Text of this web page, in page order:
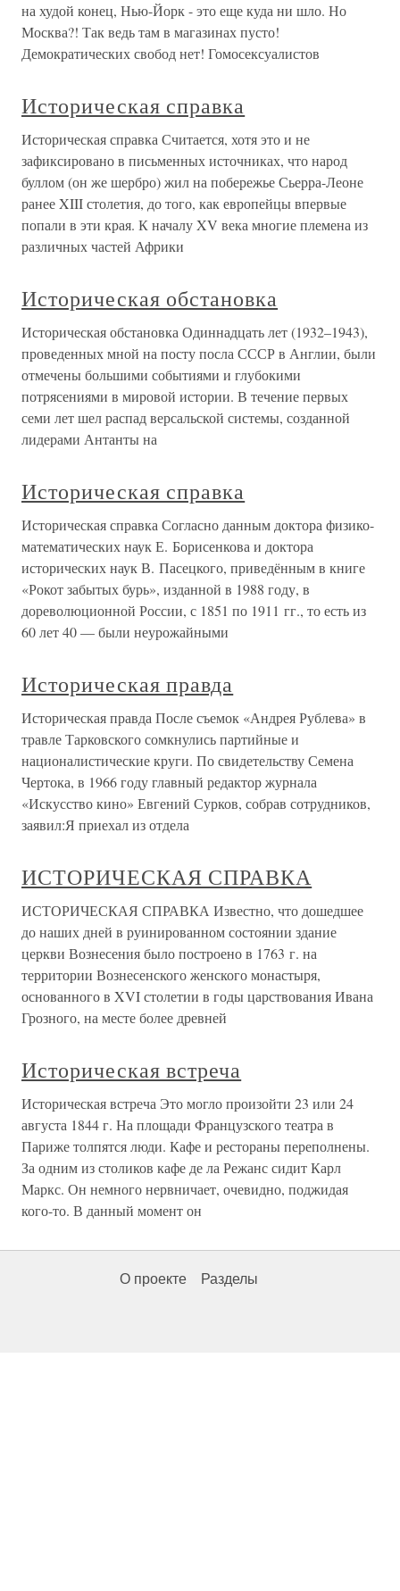
на худой конец, Нью-Йорк - это еще куда ни шло. Но
Москва?! Так ведь там в магазинах пусто!
Демократических свобод нет! Гомосексуалистов
Историческая справка
Историческая справка Считается, хотя это и не
зафиксировано в письменных источниках, что народ
буллом (он же шербро) жил на побережье Сьерра-Леоне
ранее XIII столетия, до того, как европейцы впервые
попали в эти края. К началу XV века многие племена из
различных частей Африки
Историческая обстановка
Историческая обстановка Одиннадцать лет (1932–1943),
проведенных мной на посту посла СССР в Англии, были
отмечены большими событиями и глубокими
потрясениями в мировой истории. В течение первых
семи лет шел распад версальской системы, созданной
лидерами Антанты на
Историческая справка
Историческая справка Согласно данным доктора физико-
математических наук Е. Борисенкова и доктора
исторических наук В. Пасецкого, приведённым в книге
«Рокот забытых бурь», изданной в 1988 году, в
дореволюционной России, с 1851 по 1911 гг., то есть из
60 лет 40 — были неурожайными
Историческая правда
Историческая правда После съемок «Андрея Рублева» в
травле Тарковского сомкнулись партийные и
националистические круги. По свидетельству Семена
Чертока, в 1966 году главный редактор журнала
«Искусство кино» Евгений Сурков, собрав сотрудников,
заявил:Я приехал из отдела
ИСТОРИЧЕСКАЯ СПРАВКА
ИСТОРИЧЕСКАЯ СПРАВКА Известно, что дошедшее
до наших дней в руинированном состоянии здание
церкви Вознесения было построено в 1763 г. на
территории Вознесенского женского монастыря,
основанного в XVI столетии в годы царствования Ивана
Грозного, на месте более древней
Историческая встреча
Историческая встреча Это могло произойти 23 или 24
августа 1844 г. На площади Французского театра в
Париже толпятся люди. Кафе и рестораны переполнены.
За одним из столиков кафе де ла Режанс сидит Карл
Маркс. Он немного нервничает, очевидно, поджидая
кого-то. В данный момент он
О проекте Разделы